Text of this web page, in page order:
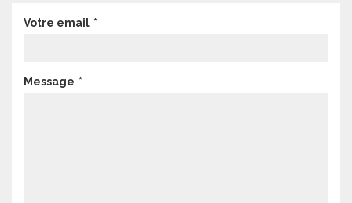
Votre email
Message